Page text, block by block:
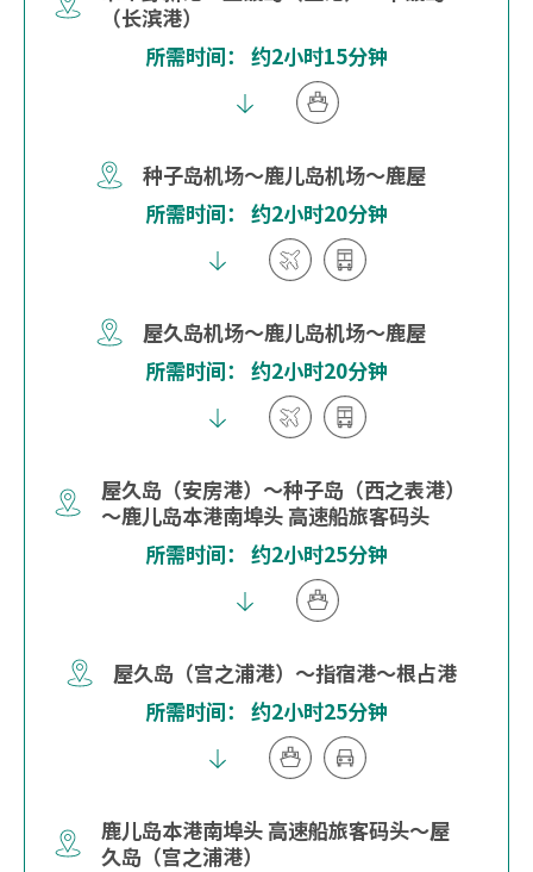
（长滨港）
所需时间： 约2小时15分钟
种子岛机场～鹿儿岛机场～鹿屋
所需时间： 约2小时20分钟
屋久岛机场～鹿儿岛机场～鹿屋
所需时间： 约2小时20分钟
屋久岛（安房港）～种子岛（西之表港）
～鹿儿岛本港南埠头 高速船旅客码头
所需时间： 约2小时25分钟
屋久岛（宫之浦港）～指宿港～根占港
所需时间： 约2小时25分钟
鹿儿岛本港南埠头 高速船旅客码头～屋
久岛（宫之浦港）